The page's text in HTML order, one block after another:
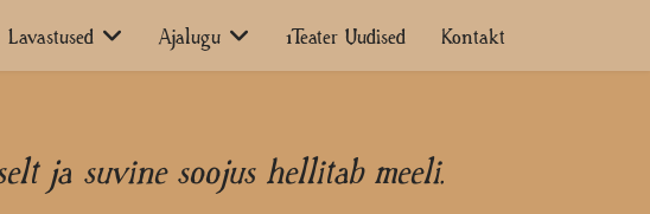
Lavastused Ajalugu 1Teater Uudised Kontakt
ja suvine soojus hellitab meeli.